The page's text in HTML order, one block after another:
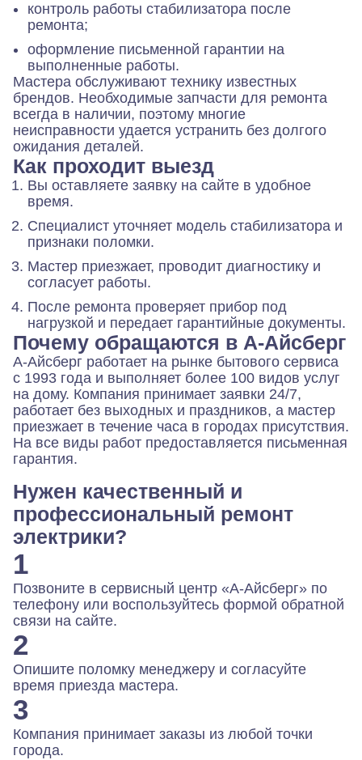
контроль работы стабилизатора после
ремонта;
оформление письменной гарантии на
выполненные работы.
Мастера обслуживают технику известных
брендов. Необходимые запчасти для ремонта
всегда в наличии, поэтому многие
неисправности удается устранить без долгого
ожидания деталей.
Как проходит выезд
Вы оставляете заявку на сайте в удобное
время.
Специалист уточняет модель стабилизатора и
признаки поломки.
Мастер приезжает, проводит диагностику и
согласует работы.
После ремонта проверяет прибор под
нагрузкой и передает гарантийные документы.
Почему обращаются в А-Айсберг
А-Айсберг работает на рынке бытового сервиса
с 1993 года и выполняет более 100 видов услуг
на дому. Компания принимает заявки 24/7,
работает без выходных и праздников, а мастер
приезжает в течение часа в городах присутствия.
На все виды работ предоставляется письменная
гарантия.
Нужен качественный и
профессиональный ремонт
электрики?
1
Позвоните в сервисный центр «А-Айсберг» по
телефону или воспользуйтесь формой обратной
связи на сайте.
2
Опишите поломку менеджеру и согласуйте
время приезда мастера.
3
Компания принимает заказы из любой точки
города.